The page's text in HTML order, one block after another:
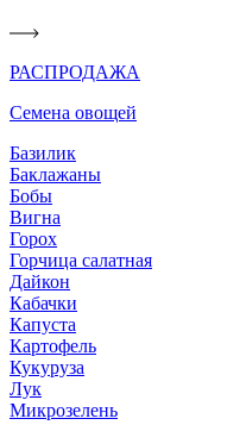
РАСПРОДАЖА
Семена овощей
Базилик
Баклажаны
Бобы
Вигна
Горох
Горчица салатная
Дайкон
Кабачки
Капуста
Картофель
Кукуруза
Лук
Микрозелень